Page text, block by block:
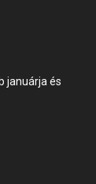
januárja és